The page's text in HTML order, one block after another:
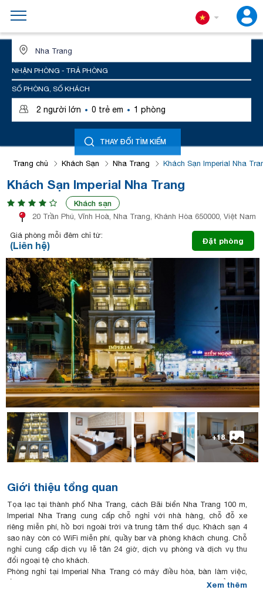
NHẬN PHÒNG - TRẢ PHÒNG
SỐ PHÒNG, SỐ KHÁCH
2 người lớn · 0 trẻ em · 1 phòng
THAY ĐỔI TÌM KIẾM
Trang chủ Khách Sạn Nha Trang Khách Sạn Imperial Nha
Khách Sạn Imperial Nha Trang
Khách sạn
20 Trần Phú, Vĩnh Hoà, Nha Trang, Khánh Hòa 650000, Việt Nam
Giá phòng mỗi đêm chỉ từ:
(Liên hệ) Đặt phòng
+18
Giới thiệu tổng quan
Tọa lạc tại thành phố Nha Trang, cách Bãi biển Nha Trang 100 m,
Imperial Nha Trang cung cấp chỗ nghỉ với nhà hàng, chỗ đỗ xe
riêng miễn phí, hồ bơi ngoài trời và trung tâm thể dục. Khách sạn 4
sao này còn có WiFi miễn phí, quầy bar và phòng khách chung. Chỗ
nghỉ cung cấp dịch vụ lễ tân 24 giờ, dịch vụ phòng và dịch vụ thu
đổi ngoại tệ cho khách.
Phòng nghỉ tại Imperial Nha Trang có máy điều hòa, bàn làm việc,
ấm đun nước, tủ lạnh, minibar, két an toàn, TV màn hình phẳng và
Xem thêm